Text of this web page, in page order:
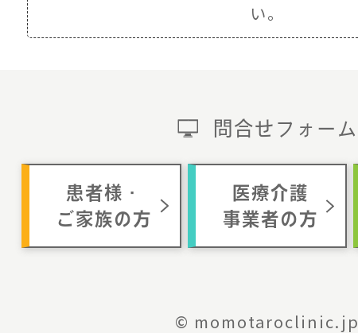
い。
問合せフォーム
患者様・
ご家族の方
医療介護
事業者の方
© momotaroclinic.jp